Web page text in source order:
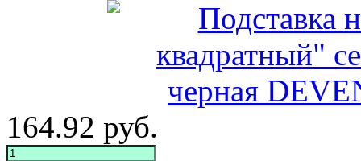
164.92 руб.